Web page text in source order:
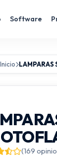
Software
Inicio
(169